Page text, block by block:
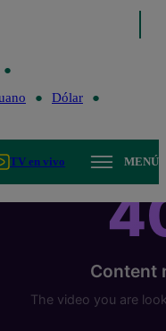
Dólar
TV en vivo MENÚ